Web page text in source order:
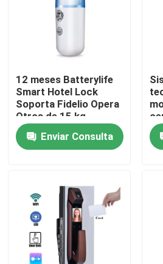
Productos
Los vídeos
12 meses Batterylife
Smart Hotel Lock
Soporta Fidelio Opera
Otros de 15 kg
Adecuado para
soluciones de
seguridad de hoteles
Enviar Consulta